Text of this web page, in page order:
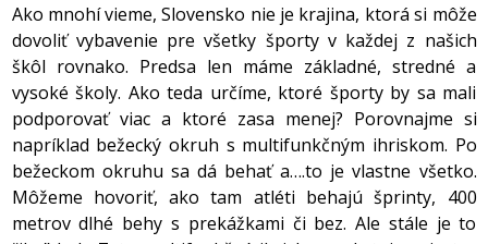
Ako mnohí vieme, Slovensko nie je krajina, ktorá si môže
dovoliť vybavenie pre všetky športy v každej z našich
škôl rovnako. Predsa len máme základné, stredné a
vysoké školy. Ako teda určíme, ktoré športy by sa mali
podporovať viac a ktoré zasa menej? Porovnajme si
napríklad bežecký okruh s multifunkčným ihriskom. Po
bežeckom okruhu sa dá behať a….to je vlastne všetko.
Môžeme hovoriť, ako tam atléti behajú šprinty, 400
metrov dlhé behy s prekážkami či bez. Ale stále je to